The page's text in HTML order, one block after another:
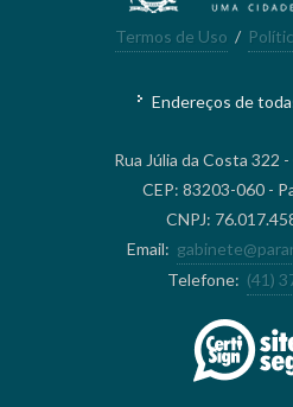
Termos de Uso /
Endereços de
Rua Júlia da Costa 322
CEP: 83203-060 -
CNPJ:
Email:
Telefone: (41)